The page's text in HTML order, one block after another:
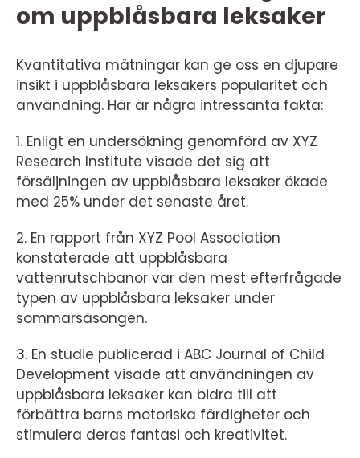
om uppblåsbara leksaker
Kvantitativa mätningar kan ge oss en djupare
insikt i uppblåsbara leksakers popularitet och
användning. Här är några intressanta fakta:
1. Enligt en undersökning genomförd av XYZ
Research Institute visade det sig att
försäljningen av uppblåsbara leksaker ökade
med 25% under det senaste året.
2. En rapport från XYZ Pool Association
konstaterade att uppblåsbara
vattenrutschbanor var den mest efterfrågade
typen av uppblåsbara leksaker under
sommarsäsongen.
3. En studie publicerad i ABC Journal of Child
Development visade att användningen av
uppblåsbara leksaker kan bidra till att
förbättra barns motoriska färdigheter och
stimulera deras fantasi och kreativitet.